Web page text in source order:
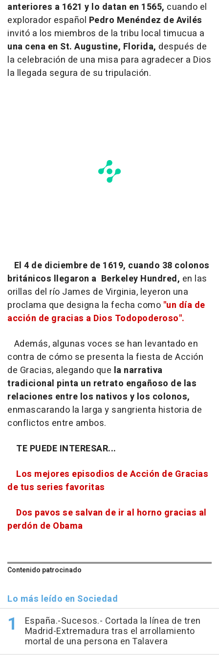
anteriores a 1621 y lo datan en 1565, cuando el
explorador español Pedro Menéndez de Avilés
invitó a los miembros de la tribu local timucua a
una cena en St. Augustine, Florida, después de
la celebración de una misa para agradecer a Dios
la llegada segura de su tripulación.
El 4 de diciembre de 1619, cuando 38 colonos
británicos llegaron a Berkeley Hundred, en las
orillas del río James de Virginia, leyeron una
proclama que designa la fecha como "un día de
acción de gracias a Dios Todopoderoso".
Además, algunas voces se han levantado en
contra de cómo se presenta la fiesta de Acción
de Gracias, alegando que la narrativa
tradicional pinta un retrato engañoso de las
relaciones entre los nativos y los colonos,
enmascarando la larga y sangrienta historia de
conflictos entre ambos.
TE PUEDE INTERESAR...
Los mejores episodios de Acción de Gracias
de tus series favoritas
Dos pavos se salvan de ir al horno gracias al
perdón de Obama
Contenido patrocinado
Lo más leído en Sociedad
España.-Sucesos.- Cortada la línea de tren
Madrid-Extremadura tras el arrollamiento
mortal de una persona en Talavera